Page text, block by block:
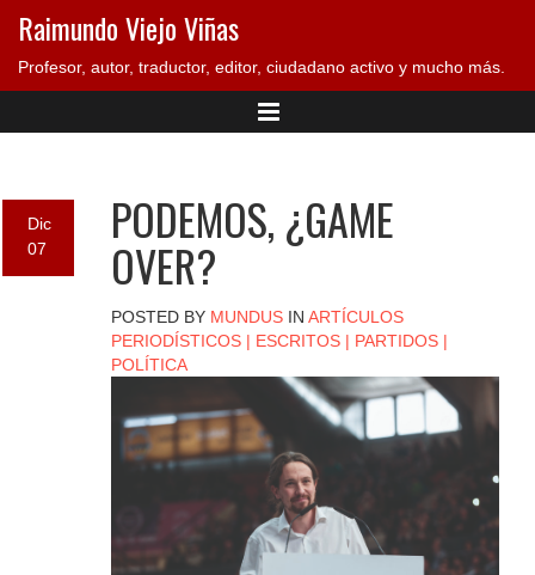
Raimundo Viejo Viñas
Profesor, autor, traductor, editor, ciudadano activo y mucho más.
Dic
07
PODEMOS, ¿GAME
OVER?
POSTED BY MUNDUSIN ARTÍCULOS
PERIODÍSTICOS| ESCRITOS| PARTIDOS|
POLÍTICA